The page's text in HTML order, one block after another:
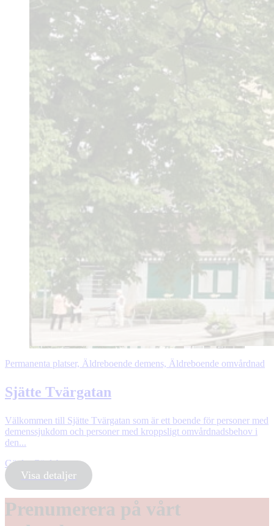
Permanenta platser, Äldreboende demens, Äldreboende omvårdnad
Sjätte Tvärgatan
Välkommen till Sjätte Tvärgatan som är ett boende för personer med
demenssjukdom och personer med kroppsligt omvårdnadsbehov i
den...
Gävle, Gävleborg
Visa detaljer
Prenumerera på vårt